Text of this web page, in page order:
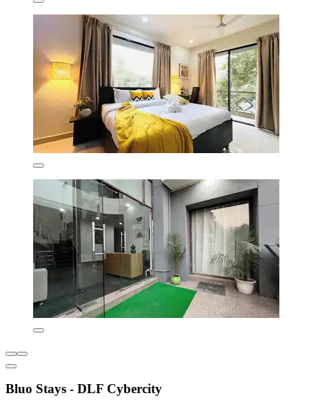
Bluo Stays - DLF Cybercity